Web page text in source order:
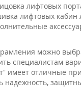
лифтовых
лифтовых кабин
можно
специалистам
имеет отличные
надежность,